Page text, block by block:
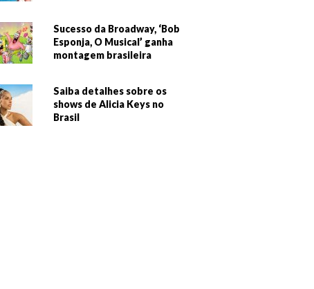
Sucesso da Broadway, ‘Bob
Esponja, O Musical’ ganha
montagem brasileira
Saiba detalhes sobre os
shows de Alicia Keys no
Brasil